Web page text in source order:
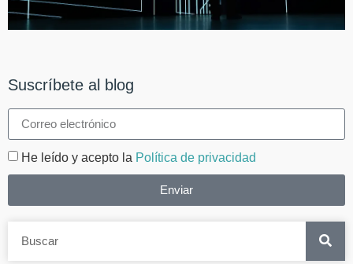
Suscríbete al blog
He leído y acepto la Política de privacidad
Enviar